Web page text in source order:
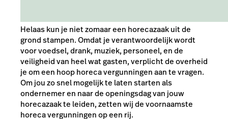
Helaas kun je niet zomaar een horecazaak uit de
grond stampen. Omdat je verantwoordelijk wordt
voor voedsel, drank, muziek, personeel, en de
veiligheid van heel wat gasten, verplicht de overheid
je om een hoop horeca vergunningen aan te vragen.
Om jou zo snel mogelijk te laten starten als
ondernemer en naar de openingsdag van jouw
horecazaak te leiden, zetten wij de voornaamste
horeca vergunningen op een rij.